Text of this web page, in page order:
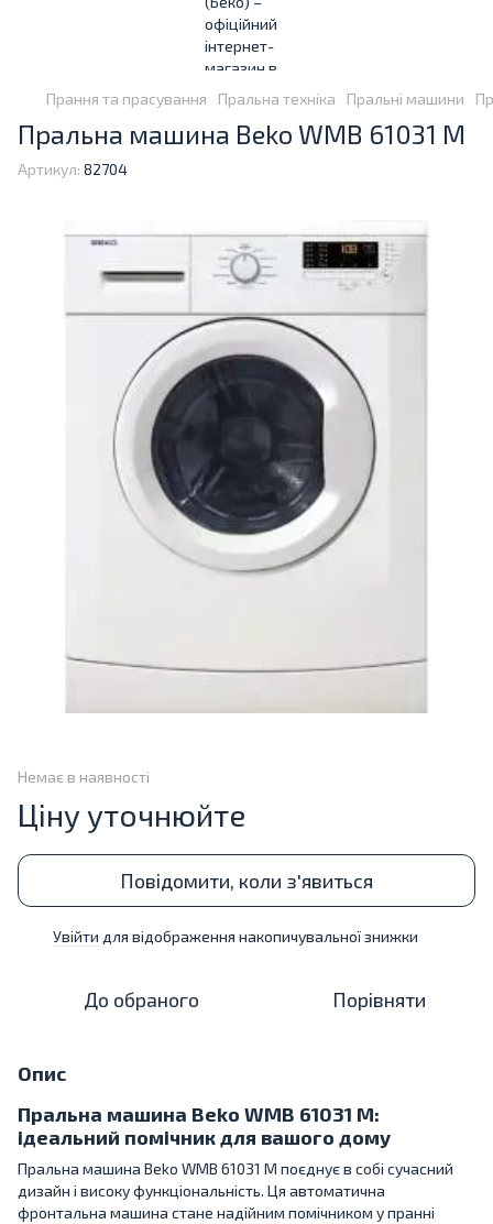
Прання та прасування Пральна техніка Пральні машини
Пральна машина Beko WMB 61031 M
Артикул: 82704
Немає в наявності
Ціну уточнюйте
Повідомити, коли з'явиться
Увійти для відображення накопичувальної знижки
До обраного Порівняти
Опис
Пральна машина Beko WMB 61031 M:
ідеальний помічник для вашого дому
Пральна машина Beko WMB 61031 M поєднує в собі сучасний
дизайн і високу функціональність. Ця автоматична
фронтальна машина стане надійним помічником у пранні